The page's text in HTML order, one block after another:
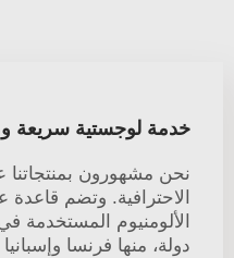
خدمة لوجستية سريعة
نحن مشهورون بمنتجاتنا
الاحترافية. وتضم قاعدة
دولة، منها فرنسا